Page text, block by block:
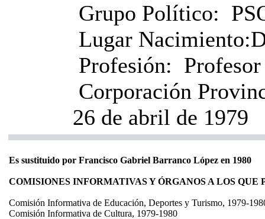
Grupo Político:
Lugar Nacimiento:
Profesión:
Corporación
26 de abril de 1979
Es sustituido por Francisco Gabriel Barranco López en 1980
COMISIONES INFORMATIVAS Y ÓRGANOS A LOS QUE
Comisión Informativa de Educación, Deportes y Turismo, 1979-
Comisión Informativa de Cultura, 1979-1980